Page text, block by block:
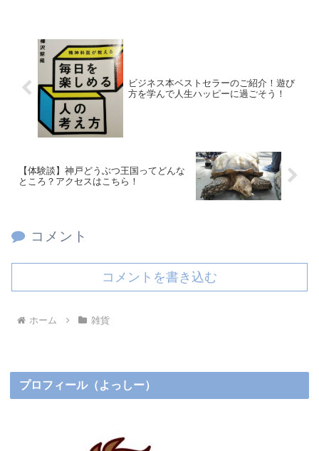
ビジネス本ベストセラーのご紹介！遊び
方を学んで人生ハッピーに過ごそう！
【体験談】神戸どうぶつ王国ってどんな
ところ？アクセスはこちら！
コメント
コメントを書き込む
ホーム 雑貨
プロフィール（よっしー）